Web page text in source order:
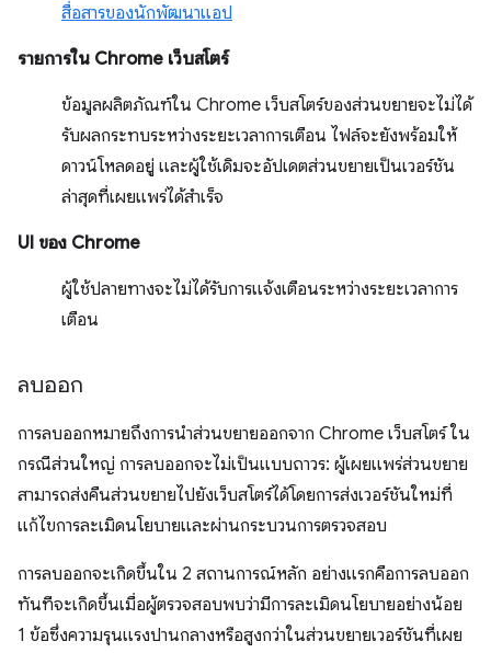
สื่อสารของนักพัฒนาแอป
รายการใน Chrome เว็บสโตร์
ข้อมูลผลิตภัณฑ์ใน Chrome เว็บสโตร์ของส่วนขยายจะไม่ได้
รับผลกระทบระหว่างระยะเวลาการเตือน ไฟล์จะยังพร้อมให้
ดาวน์โหลดอยู่ และผู้ใช้เดิมจะอัปเดตส่วนขยายเป็นเวอร์ชัน
ล่าสุดที่เผยแพร่ได้สำเร็จ
UI ของ Chrome
ผู้ใช้ปลายทางจะไม่ได้รับการแจ้งเตือนระหว่างระยะเวลาการ
เตือน
ลบออก
การลบออกหมายถึงการนำส่วนขยายออกจาก Chrome เว็บสโตร์ ใน
กรณีส่วนใหญ่ การลบออกจะไม่เป็นแบบถาวร: ผู้เผยแพร่ส่วนขยาย
สามารถส่งคืนส่วนขยายไปยังเว็บสโตร์ได้โดยการส่งเวอร์ชันใหม่ที่
แก้ไขการละเมิดนโยบายและผ่านกระบวนการตรวจสอบ
การลบออกจะเกิดขึ้นใน 2 สถานการณ์หลัก อย่างแรกคือการลบออก
ทันทีจะเกิดขึ้นเมื่อผู้ตรวจสอบพบว่ามีการละเมิดนโยบายอย่างน้อย
1 ข้อซึ่งความรุนแรงปานกลางหรือสูงกว่าในส่วนขยายเวอร์ชันที่เผย